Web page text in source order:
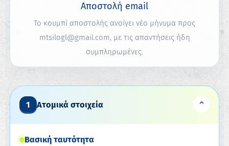
Αποστολή email
Το κουμπί αποστολής ανοίγει νέο μήνυμα προς
mtsilogl@gmail.com, με τις απαντήσεις ήδη
συμπληρωμένες.
1 Ατομικά στοιχεία ⌄
Βασική ταυτότητα